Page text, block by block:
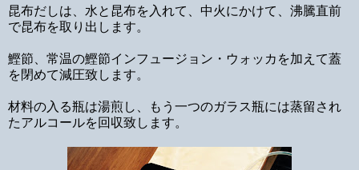
昆布だしは、水と昆布を入れて、中火にかけて、沸騰直前
で昆布を取り出します。
鰹節、常温の鰹節インフュージョン・ウォッカを加えて蓋
を閉めて減圧致します。
材料の入る瓶は湯煎し、もう一つのガラス瓶には蒸留され
たアルコールを回収致します。